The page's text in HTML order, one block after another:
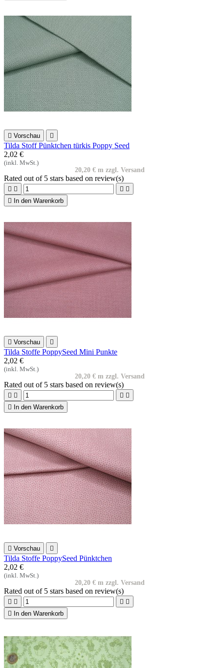
 Vorschau 
Tilda Stoff Pünktchen türkis Poppy Seed
2,02 €
(inkl. MwSt.)
20,20 € m zzgl. Versand
Rated out of 5 stars based on review(s)
   

In den Warenkorb
 Vorschau 
Tilda Stoffe PoppySeed Mini Punkte
2,02 €
(inkl. MwSt.)
20,20 € m zzgl. Versand
Rated out of 5 stars based on review(s)
   

In den Warenkorb
 Vorschau 
Tilda Stoffe PoppySeed Pünktchen
2,02 €
(inkl. MwSt.)
20,20 € m zzgl. Versand
Rated out of 5 stars based on review(s)
   

In den Warenkorb